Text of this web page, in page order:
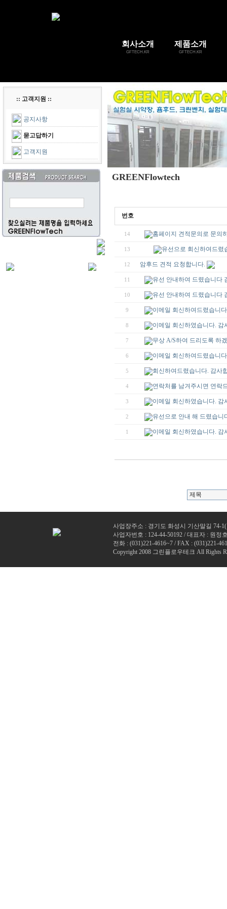
회사소개
GFTECH.KR
제품소개
GFTECH.KR
:: 고객지원 ::
공지사항
묻고답하기
고객지원
GREENFlowtech
번호
14 홈페이지 견적문의로 문의
13 유선으로 회신하여드렸
12 암후드 견적 요청합니다.
11 유선 안내하여 드렸습니다
10 유선 안내하여 드렸습니다
9 이메일 회신하여드렸습니
8 이메일 회신하였습니다. 감
7 무상 A/S하여 드리도록 하
6 이메일 회신하여드렸습니
5 회신하여드렸습니다. 감사
4 연락처를 남겨주시면 연락
3 이메일 회신하였습니다. 감
2 유선으로 안내 해 드렸습니
1 이메일 회신하였습니다. 감
사업장주소 : 경기도 화성시 기산말길 74-
사업자번호 : 124-44-50192 / 대표자 : 원정
전화 : (031)221-4616~7 / FAX : (031)221-
Copyright 2008 그린플로우테크 All Rights